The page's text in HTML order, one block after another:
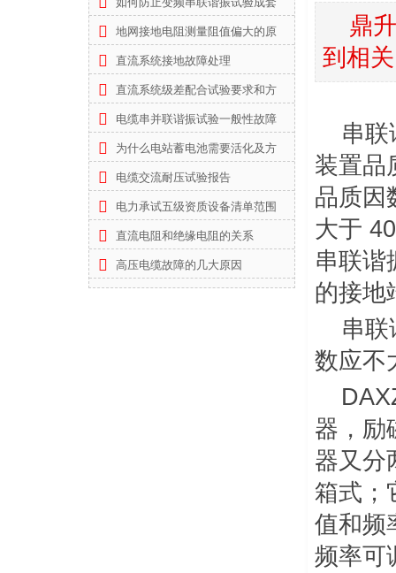
地网接地电阻测量阻值偏大的原
直流系统接地故障处理
直流系统级差配合试验要求和方
电缆串并联谐振试验一般性故障
为什么电站蓄电池需要活化及方
电缆交流耐压试验报告
电力承试五级资质设备清单范围
直流电阻和绝缘电阻的关系
高压电缆故障的几大原因
鼎
到相
串
装置品
品质因
大于
串联谐
的接地
串
数应不
器，励
器又分
箱式；
值和频
频率可